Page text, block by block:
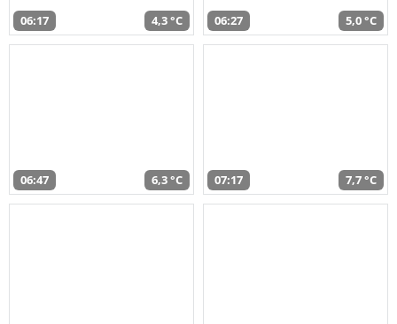
06:17 4,3 °C 06:27 5,0 °C
06:47 6,3 °C 07:17 7,7 °C